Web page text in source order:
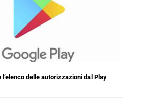
delle autorizzazioni dal Play